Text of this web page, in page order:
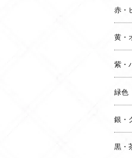
赤・
黄・
紫・
緑色
銀・
黒・